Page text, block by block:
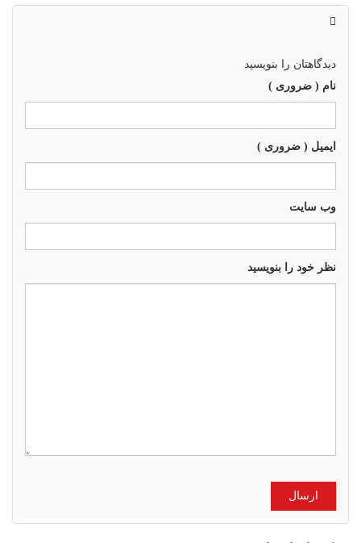
دیدگاهتان را بنویسید
نام ( ضروری )
ایمیل ( ضروری )
وب سايت
نظر خود را بنویسید